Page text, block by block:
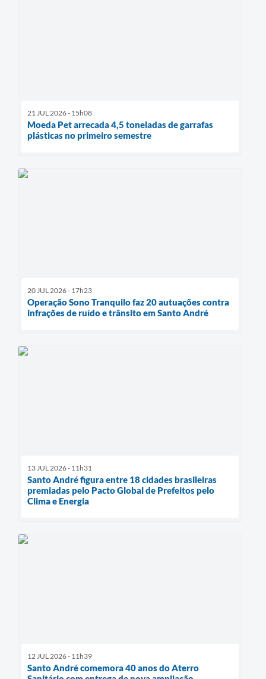
21 JUL 2026 - 15h08
Moeda Pet arrecada 4,5 toneladas de garrafas
plásticas no primeiro semestre
20 JUL 2026 - 17h23
Operação Sono Tranquilo faz 20 autuações contra
infrações de ruído e trânsito em Santo André
13 JUL 2026 - 11h31
Santo André figura entre 18 cidades brasileiras
premiadas pelo Pacto Global de Prefeitos pelo
Clima e Energia
12 JUL 2026 - 11h39
Santo André comemora 40 anos do Aterro